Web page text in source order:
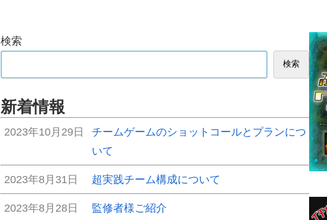
検索
検索
新着情報
2023年10月29日
チームゲームのショットコールとプランにつ
いて
2023年8月31日 超実践チーム構成について
2023年8月28日 監修者様ご紹介